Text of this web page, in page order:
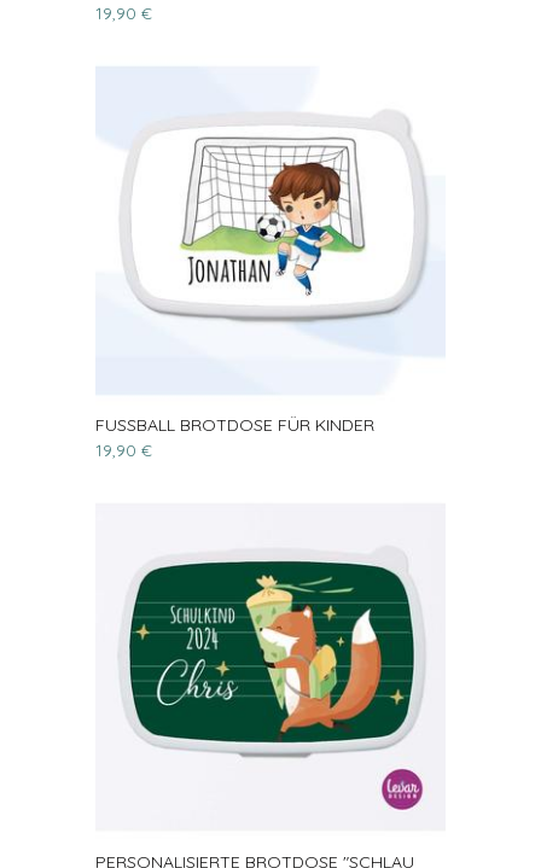
19,90 €
FUSSBALL BROTDOSE FÜR KINDER
19,90 €
PERSONALISIERTE BROTDOSE "SCHLAU